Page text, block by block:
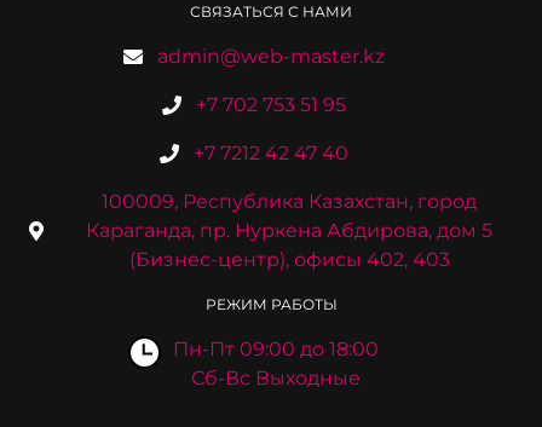
СВЯЗАТЬСЯ С НАМИ
admin@web-master.kz
+7 702 753 51 95
+7 7212 42 47 40
100009, Республика Казахстан, город
Караганда, пр. Нуркена Абдирова, дом 5
(Бизнес-центр), офисы 402, 403
РЕЖИМ РАБОТЫ
Пн-Пт 09:00 до 18:00
Сб-Вс Выходные